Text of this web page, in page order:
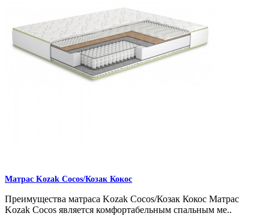
Матрас Kozak Coсos/Козак Кокос
Преимущества матраса Kozak Coсos/Козак Кокос Матрас
Kozak Coсos является комфортабельным спальным ме..